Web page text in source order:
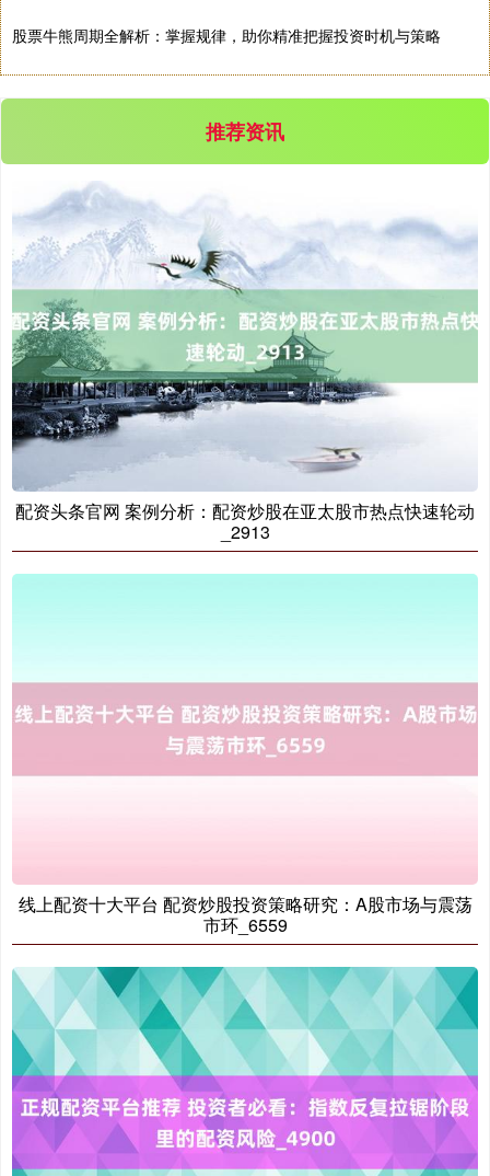
北证50 1134.24 +11.37 +1.01%
创业板指 3563.12 +47.56 +1.35%
7242.10 +12.30
国债指数 229.69 +0.10 +0.04%
股票牛熊周期全解析：掌握规律，助你精准把握投资时机与策略
推荐资讯
配资头条官网 案例分析：配资炒股在亚太股市热点快速轮动
_2913
线上配资十大平台 配资炒股投资策略研究：A股市场与震荡
市环_6559